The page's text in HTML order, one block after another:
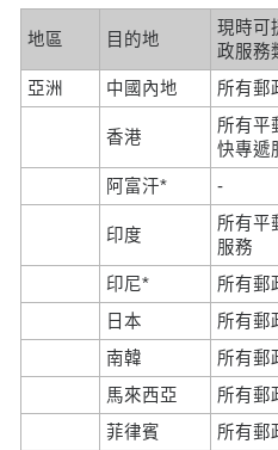
地區 目的地
現時可
政服務
亞洲 中國內地 所有郵
香港
所有平
快專遞
阿富汗*
-
印度
所有平
服務
印尼*
所有郵
日本
所有郵
南韓
所有郵
馬來西亞
所有郵
菲律賓
所有郵